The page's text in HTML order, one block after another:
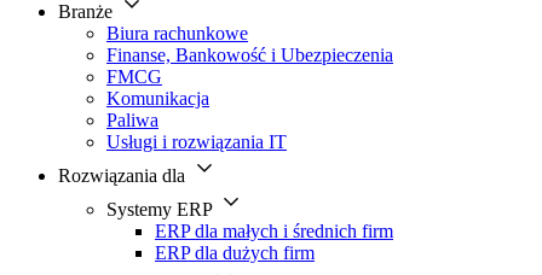
Branże
Biura rachunkowe
Finanse, Bankowość i Ubezpieczenia
FMCG
Komunikacja
Paliwa
Usługi i rozwiązania IT
Rozwiązania dla
Systemy ERP
ERP dla małych i średnich firm
ERP dla dużych firm